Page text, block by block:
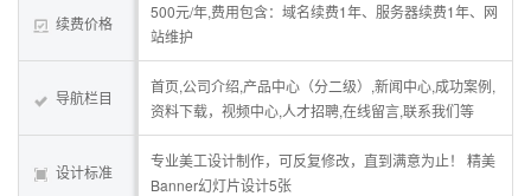
续费价格
500元/年,费用包含：域名续费1年、服务器续费1年、网
站维护
导航栏目
首页,公司介绍,产品中心（分二级）,新闻中心,成功案例,
资料下载，视频中心,人才招聘,在线留言,联系我们等
设计标准
专业美工设计制作，可反复修改，直到满意为止！ 精美
Banner幻灯片设计5张